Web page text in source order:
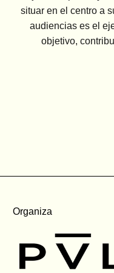
situar en el centro a
audiencias es el
objetivo,
Organiza